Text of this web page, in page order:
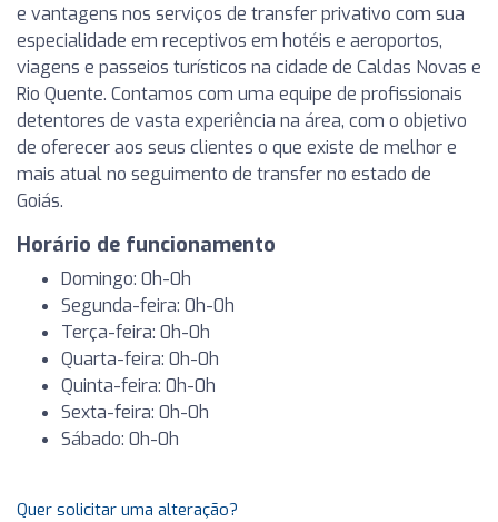
e vantagens nos serviços de transfer privativo com sua
especialidade em receptivos em hotéis e aeroportos,
viagens e passeios turísticos na cidade de Caldas Novas e
Rio Quente. Contamos com uma equipe de profissionais
detentores de vasta experiência na área, com o objetivo
de oferecer aos seus clientes o que existe de melhor e
mais atual no seguimento de transfer no estado de
Goiás.
Horário de funcionamento
Domingo: 0h-0h
Segunda-feira: 0h-0h
Terça-feira: 0h-0h
Quarta-feira: 0h-0h
Quinta-feira: 0h-0h
Sexta-feira: 0h-0h
Sábado: 0h-0h
Quer solicitar uma alteração?